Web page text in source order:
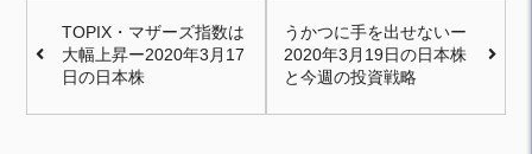
TOPIX・マザーズ指数は
大幅上昇ー2020年3月17
日の日本株
うかつに手を出せないー
2020年3月19日の日本株
と今週の投資戦略